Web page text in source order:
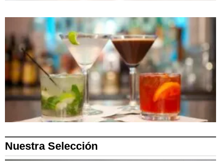
Nuestra Selección